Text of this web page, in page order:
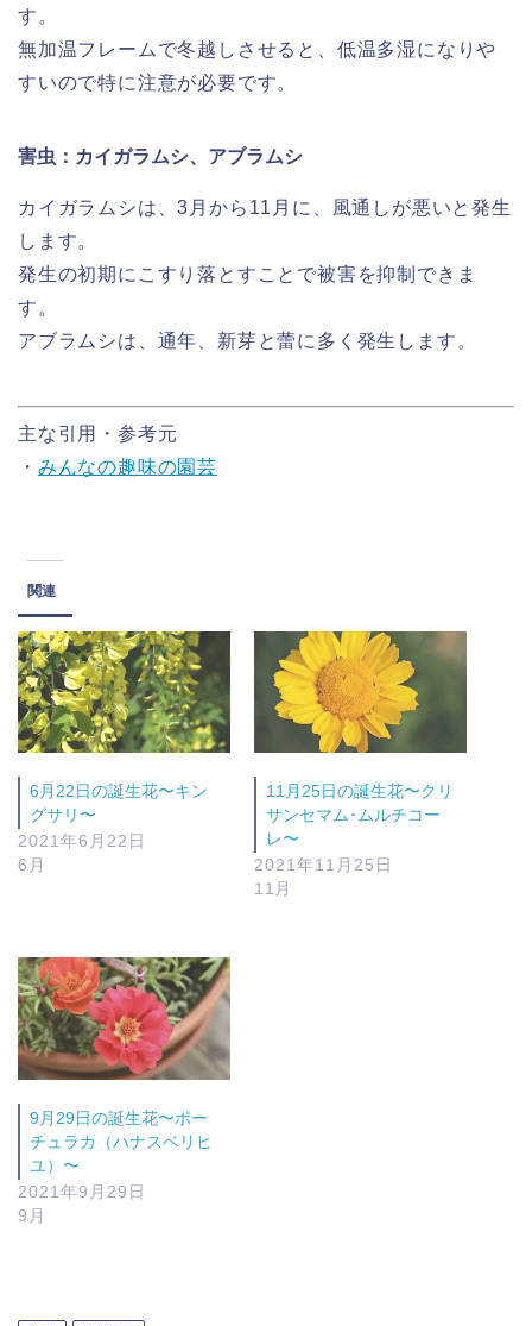
す。
無加温フレームで冬越しさせると、低温多湿になりや
すいので特に注意が必要です。
害虫：カイガラムシ、アブラムシ
カイガラムシは、3月から11月に、風通しが悪いと発生
します。
発生の初期にこすり落とすことで被害を抑制できま
す。
アブラムシは、通年、新芽と蕾に多く発生します。
主な引用・参考元
・ みんなの趣味の園芸
関連
6月22日の誕生花〜キン
グサリ〜
2021年6月22日
6月
11月25日の誕生花〜クリ
サンセマム･ムルチコー
レ〜
2021年11月25日
11月
9月29日の誕生花〜ポー
チュラカ（ハナスベリヒ
ユ）〜
2021年9月29日
9月